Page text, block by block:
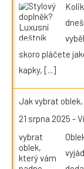
skoro pláčete
kapky, [...]
Jak vybrat
21 srpna 2025 -